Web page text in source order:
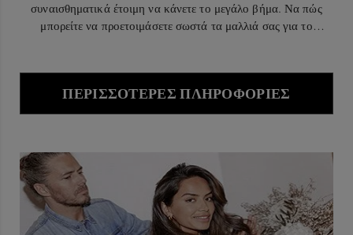
συναισθηματικά έτοιμη να κάνετε το μεγάλο βήμα. Να πώς
μπορείτε να προετοιμάσετε σωστά τα μαλλιά σας για το
ΠΕΡΙΣΣΌΤΕΡΕΣ ΠΛΗΡΟΦΟΡΊΕΣ